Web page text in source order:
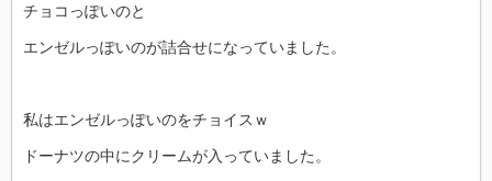
チョコっぽいのと
エンゼルっぽいのが詰合せになっていました。
私はエンゼルっぽいのをチョイスｗ
ドーナツの中にクリームが入っていました。